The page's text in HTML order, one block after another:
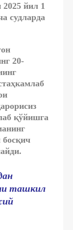
2025 йил 1
судларда
20-
қўйишга
ташкил